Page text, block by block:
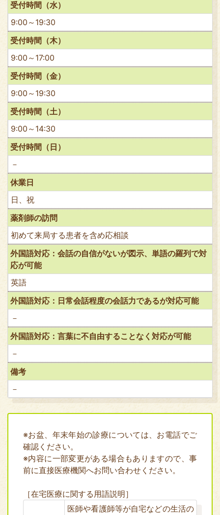
受付時間（水）
9:00～19:30
受付時間（木）
9:00～17:00
受付時間（金）
9:00～19:30
受付時間（土）
9:00～14:30
受付時間（日）
－
休業日
日、祝
薬剤師の訪問
初めて来局する患者を含め応相談
外国語対応：会話の自信がないが図示、単語の羅列で対
応が可能
英語
外国語対応：日常会話程度の会話力であるが対応可能
－
外国語対応：言葉に不自由することなく対応が可能
－
備考
－
※お盆、年末年始の診療については、お電話でご
確認ください。
※内容に一部変更がある場合もありますので、事
前に直接医療機関へお問い合わせください。
［在宅医療に関する用語説明］
医師や看護師等が自宅などの生活の